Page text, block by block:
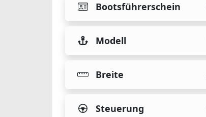
Bootsführerschein
Modell
Breite
Steuerung